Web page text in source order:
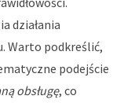
działania
Warto podkreślić,
podejście
obsługę, co